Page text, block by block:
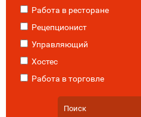
Работа в ресторане
Рецепционист
Управляющий
Хостес
Работа в торговле